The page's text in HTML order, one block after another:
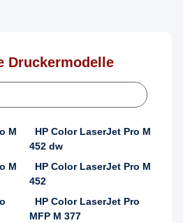
Druckermodelle
M
HP Color LaserJet Pro M
452 dw
M
HP Color LaserJet Pro M
452
HP Color LaserJet Pro
MFP M 377